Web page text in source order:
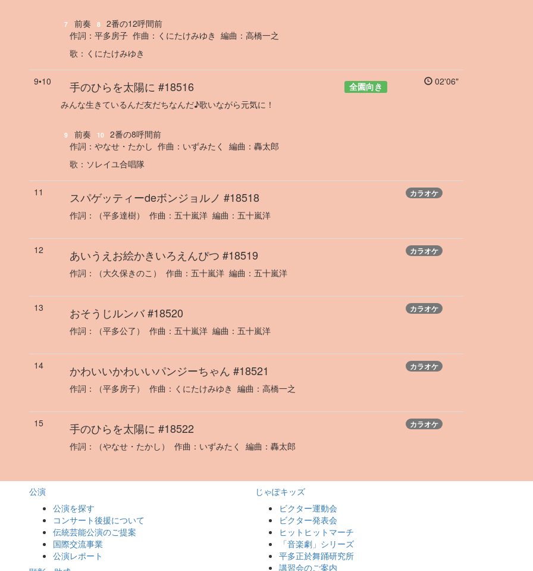
7 前奏 8
2番の12呼間前
作詞： 平多房子 作曲： くにたけみゆき 編曲： 高橋一之
歌 ： くにたけみゆき
9•10 全園向き
手のひらを太陽に #18516
みんな生きているんだ友だちなんだ♪歌いながら元気に！
9 前奏 10
2番の8呼間前
作詞： やなせ・たかし 作曲： いずみたく 編曲： 轟太郎
歌 ： ソレイユ合唱隊
02'06"
11 スパゲッティーdeボンジョルノ #18518
作詞： （平多達樹） 作曲： 五十嵐洋 編曲： 五十嵐洋
カラオケ
12 あいうえお絵かきいろえんぴつ #18519
作詞： （大久保きのこ） 作曲： 五十嵐洋 編曲： 五十嵐洋
カラオケ
13 おそうじルンバ#18520
作詞： （平多公了） 作曲： 五十嵐洋 編曲： 五十嵐洋
カラオケ
14 かわいいかわいいパンジーちゃん #18521
作詞： （平多房子） 作曲： くにたけみゆき 編曲： 高橋一之
カラオケ
15 手のひらを太陽に #18522
作詞： （やなせ・たかし） 作曲： いずみたく 編曲： 轟太郎
カラオケ
公演
公演を探す
コンサート後援について
伝統芸能公演のご提案
国際交流事業
公演レポート
じゃぽキッズ
ビクター運動会
ビクター発表会
ヒットヒットマーチ
「音楽劇」シリーズ
平多正於舞踊研究所
講習会のご案内